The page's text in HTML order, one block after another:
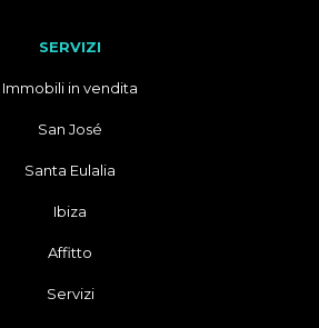
SERVIZI
Immobili in vendita
San José
Santa Eulalia
Ibiza
Affitto
Servizi